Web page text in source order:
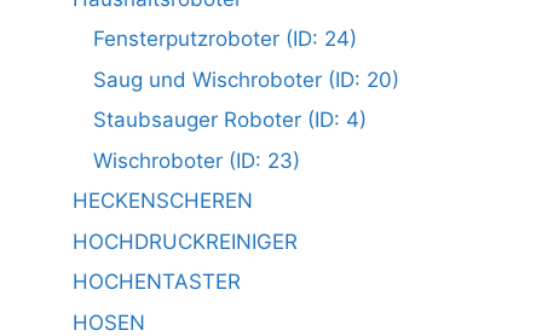
Fensterputzroboter (ID: 24)
Saug und Wischroboter (ID: 20)
Staubsauger Roboter (ID: 4)
Wischroboter (ID: 23)
HECKENSCHEREN
HOCHDRUCKREINIGER
HOCHENTASTER
HOSEN